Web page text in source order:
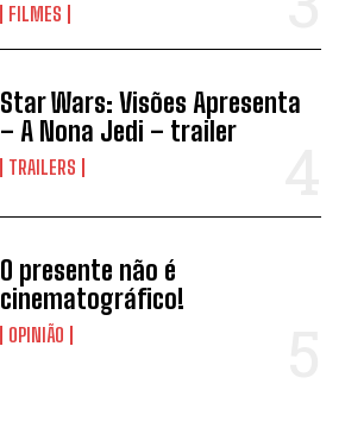
FILMES
Star Wars: Visões Apresenta
– A Nona Jedi – trailer
TRAILERS
O presente não é
cinematográfico!
OPINIÃO